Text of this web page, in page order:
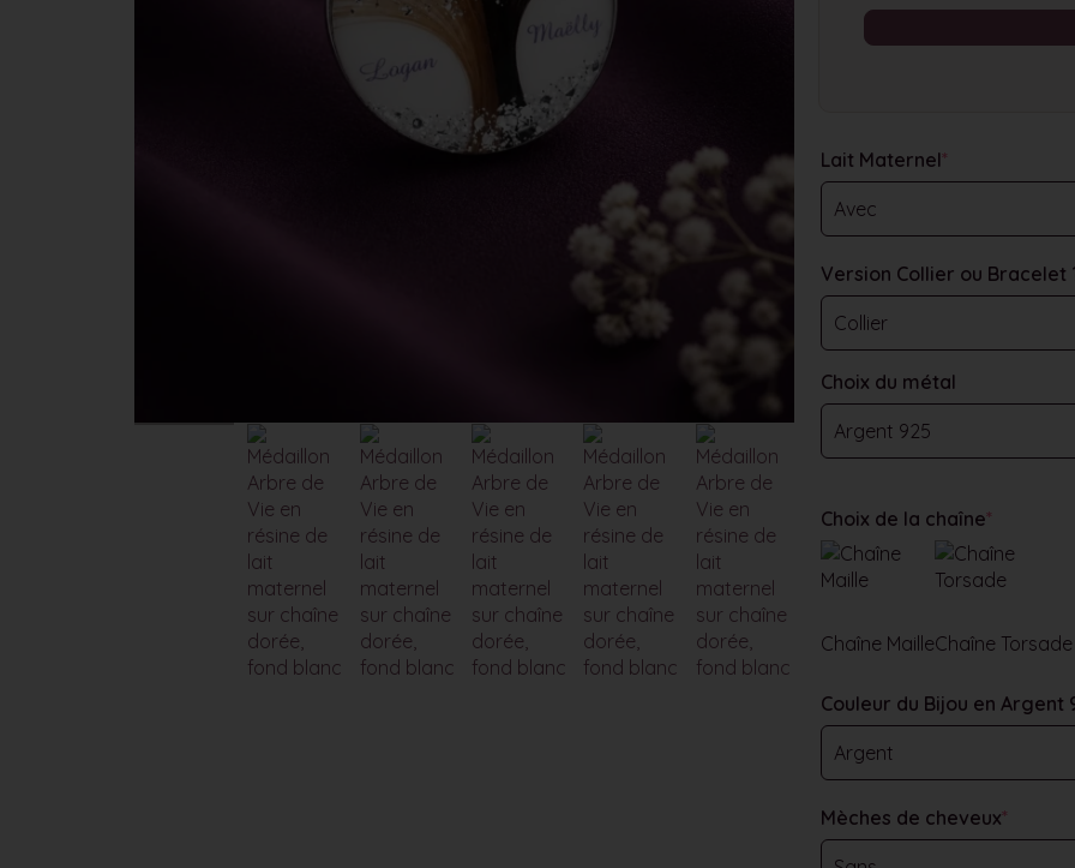
Lait Maternel*
Version Collier ou Bracelet
Choix du métal
Choix de la chaîne*
Chaîne MailleChaîne Torsade
Couleur du Bijou en Argent
Mèches de cheveux*